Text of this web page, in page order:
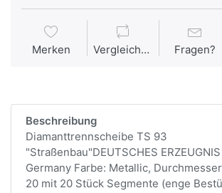
Merken Vergleichen Fragen?
Beschreibung
Diamanttrennscheibe TS 93
"Straßenbau"DEUTSCHES
Germany Farbe: Metallic,
20 mit 20 Stück Segmente (enge